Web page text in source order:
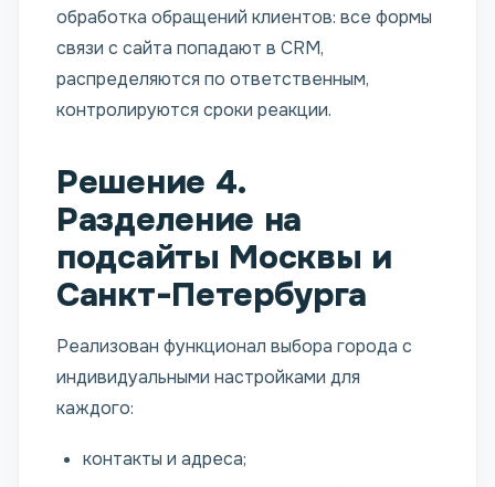
обработка обращений клиентов: все формы
связи с сайта попадают в CRM,
распределяются по ответственным,
контролируются сроки реакции.
Решение 4.
Разделение на
подсайты Москвы и
Санкт-Петербурга
Реализован функционал выбора города с
индивидуальными настройками для
каждого:
контакты и адреса;